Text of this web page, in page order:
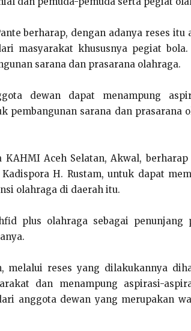
berharap, dengan adanya reses itu
masyarakat khususnya pegiat bola.
sarana dan prasarana olahraga.
dewan dapat menampung
sarana dan prasarana
Aceh Selatan, Akwal, berharap
H. Rustam, untuk dapat
olahraga di daerah itu.
plus olahraga sebagai penunjang
melalui reses yang dilakukannya
dan menampung aspirasi-
anggota dewan yang merupakan